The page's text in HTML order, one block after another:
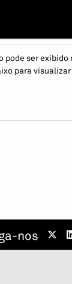
pode ser exibido
para
nos